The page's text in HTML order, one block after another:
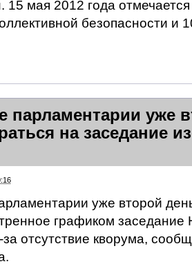
15 мая 2012 года
безопасности и
парламентарии уже
на заседание
уже второй
графиком заседание
отсутствие кворума,